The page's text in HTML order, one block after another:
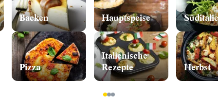
Backen
Pizza
Hauptspeise
Italienische
Rezepte
Herbst
123